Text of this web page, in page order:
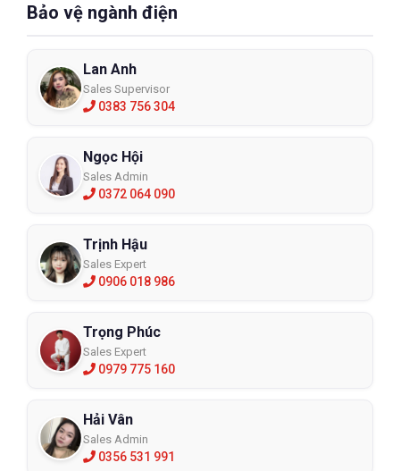
Bảo vệ ngành điện
Lan Anh
Sales Supervisor
0383 756 304
Ngọc Hội
Sales Admin
0372 064 090
Trịnh Hậu
Sales Expert
0906 018 986
Trọng Phúc
Sales Expert
0979 775 160
Hải Vân
Sales Admin
0356 531 991